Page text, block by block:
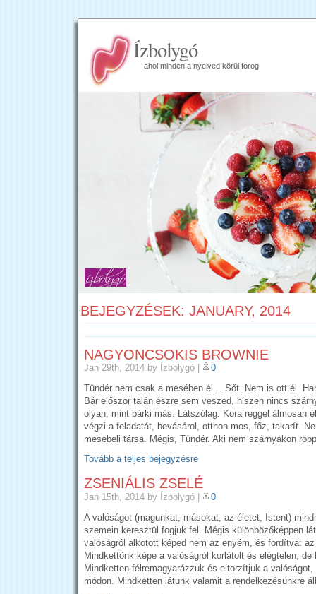
Ízbolygó
ahol minden a nyelved körül forog
BEJEGYZÉSEK: JANUARY, 2014
NAGYONCSOKIS BROWNIE
Jan 29th, 2014 by Ízbolygó
0
Tündér nem csak a mesében él… Sőt. Nem is ott él.
Bár először talán észre sem veszed, hiszen nincs
olyan, mint bárki más. Látszólag. Kora reggel álmosan
végzi a feladatát, bevásárol, otthon mos, főz, takarít.
mesebeli társa. Mégis, Tündér. Aki nem szárnyakon
Tovább a teljes bejegyzésre
ZSENIÁLIS ZSELÉ
Jan 15th, 2014 by Ízbolygó |
0
A valóságot (magunkat, másokat, az életet, Istent)
szemein keresztül fogjuk fel. Mégis különbözőképpen
valóságról alkotott képed nem az enyém, és fordítva:
Mindkettőnk képe a valóságról korlátolt és elégtelen, de
Mindketten félremagyarázzuk és eltorzítjuk a valóságot,
módon. Mindketten látunk valamit a rendelkezésünkre